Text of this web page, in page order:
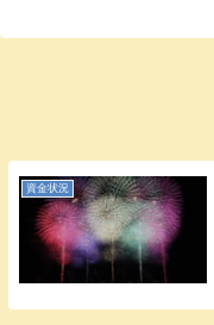
資金状況